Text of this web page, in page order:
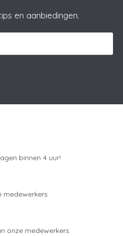
en aanbiedingen.
binnen 4 uur!
medewerkers
onze medewerkers.